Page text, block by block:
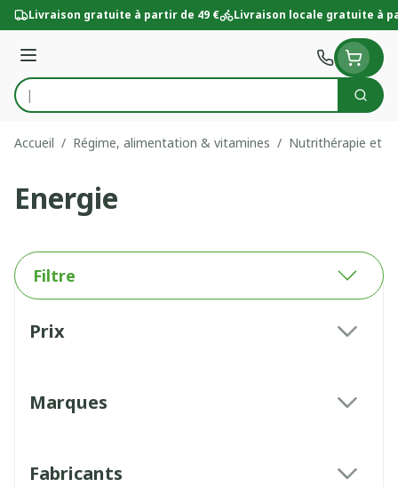
Aller au contenu
Livraison gratuite à partir de 49 € Livraison locale gratuite à
Menu
Rechercher
Accueil / Régime, alimentation & vitamines / Nutrithérapie et
Energie
Filtre
Prix
Marques
Fabricants